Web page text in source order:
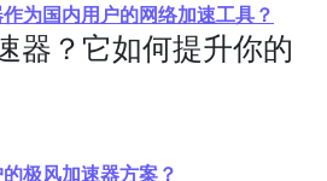
为国内用户的网络加速工具？
器？它如何提升你的
极风加速器方案？